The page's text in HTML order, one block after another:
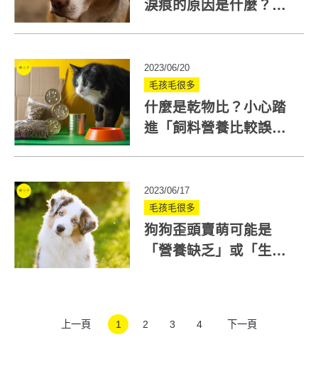
淚痕的原因是什麼？獸
2023/06/20
毛孩毛很多
什麼是乾物比？小心踏
進「飼料營養比較誤
2023/06/17
毛孩毛很多
狗狗歪頭賣萌可能是
「營養缺乏」或「生
上一頁 1 2 3 4 下一頁